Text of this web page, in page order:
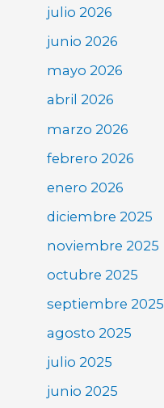
julio 2026
junio 2026
mayo 2026
abril 2026
marzo 2026
febrero 2026
enero 2026
diciembre 2025
noviembre 2025
octubre 2025
septiembre 2025
agosto 2025
julio 2025
junio 2025